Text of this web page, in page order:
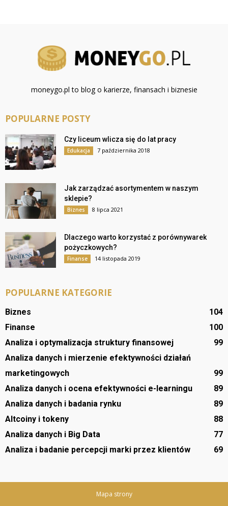
moneygo.pl to blog o karierze, finansach i biznesie
POPULARNE POSTY
Czy liceum wlicza się do lat pracy
Edukacja 7 października 2018
Jak zarządzać asortymentem w naszym
sklepie?
Biznes 8 lipca 2021
Dlaczego warto korzystać z porównywarek
pożyczkowych?
Finanse 14 listopada 2019
POPULARNE KATEGORIE
Biznes
104
Finanse
100
Analiza i optymalizacja struktury finansowej
99
Analiza danych i mierzenie efektywności działań
marketingowych
99
Analiza danych i ocena efektywności e-learningu
89
Analiza danych i badania rynku
89
Altcoiny i tokeny
88
Analiza danych i Big Data
77
Analiza i badanie percepcji marki przez klientów
69
Mapa strony